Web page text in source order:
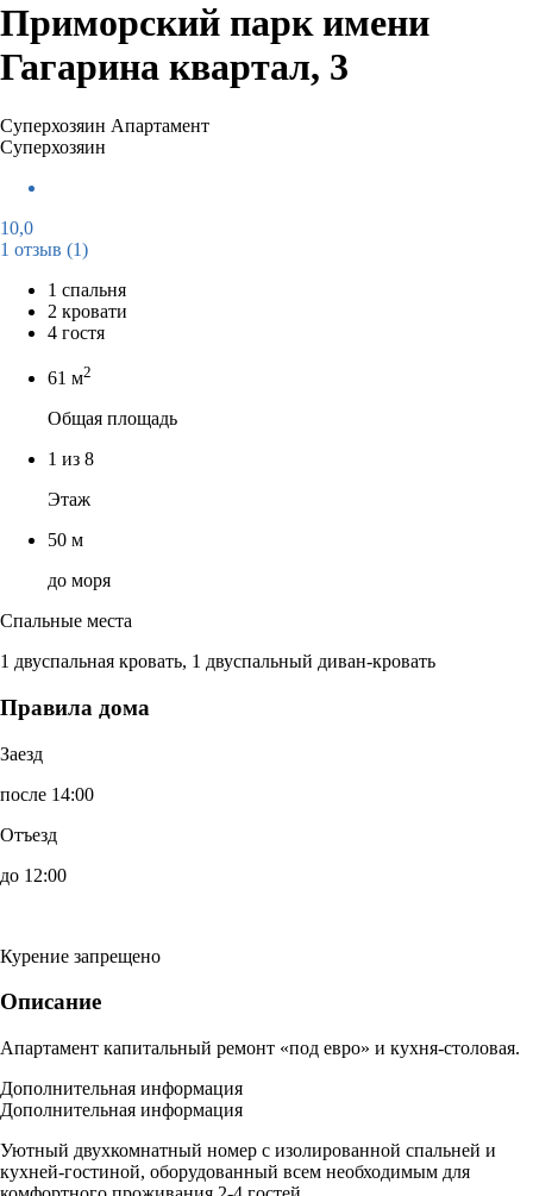
Приморский парк имени
Гагарина квартал, 3
Суперхозяин Апартамент
Суперхозяин
10,0
1 отзыв (1)
1 спальня
2 кровати
4 гостя
61 м2
Общая площадь
1 из 8
Этаж
50 м
до моря
Спальные места
1 двуспальная кровать, 1 двуспальный диван-кровать
Правила дома
Заезд
после 14:00
Отъезд
до 12:00
Курение запрещено
Описание
Апартамент капитальный ремонт «под евро» и кухня-столовая.
Дополнительная информация
Дополнительная информация
Уютный двухкомнатный номер с изолированной спальней и
кухней-гостиной, оборудованный всем необходимым для